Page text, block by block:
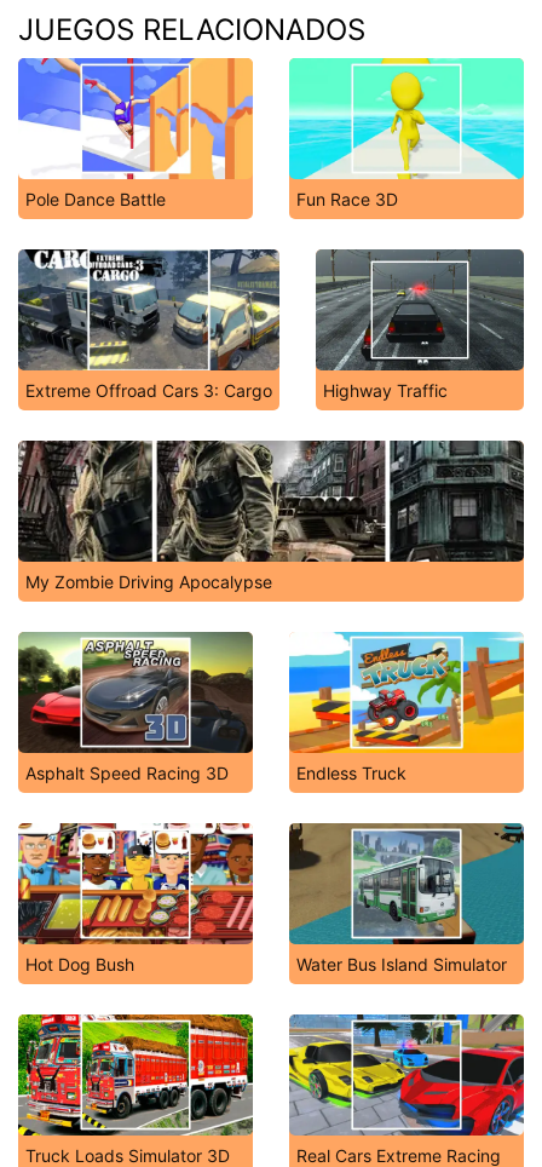
JUEGOS RELACIONADOS
Pole Dance Battle Fun Race 3D
Extreme Offroad Cars 3: Cargo Highway Traffic
My Zombie Driving Apocalypse
Asphalt Speed Racing 3D Endless Truck
Hot Dog Bush Water Bus Island Simulator
Truck Loads Simulator 3D Real Cars Extreme Racing